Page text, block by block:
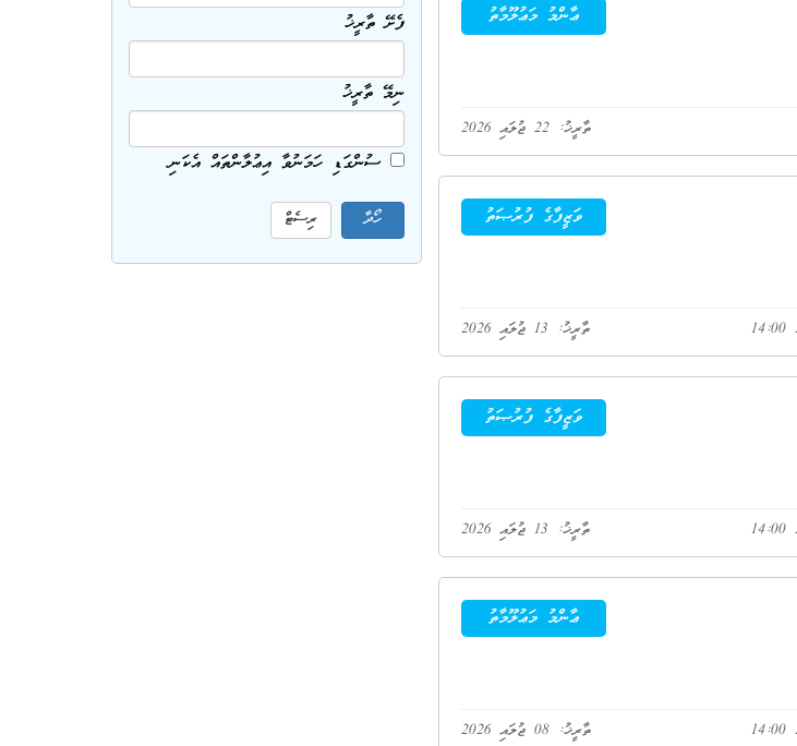
ފެށޭ ތާރީޚު
ނިމޭ ތާރީޚު
ސުންގަޑި ހަމަނުވާ އިޢުލާންތައް އެކަނި
ޢާންމު މަޢުލޫމާތު
ތާރީޚު: 22 ޖުލައި 2026
ވަޒީފާގެ ފުރުޞަތު
ތާރީޚު: 13 ޖުލައި 2026
ވަޒީފާގެ ފުރުޞަތު
ތާރީޚު: 13 ޖުލައި 2026
ޢާންމު މަޢުލޫމާތު
ތާރީޚު: 08 ޖުލައި 2026